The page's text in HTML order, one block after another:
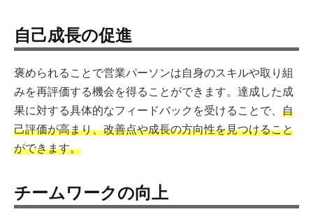
自己成長の促進
褒められることで営業パーソンは自身のスキルや取り組
みを再評価する機会を得ることができます。達成した成
果に対する具体的なフィードバックを受けることで、 自
己評価が高まり、改善点や成長の方向性を見つけること
ができます。
チームワークの向上